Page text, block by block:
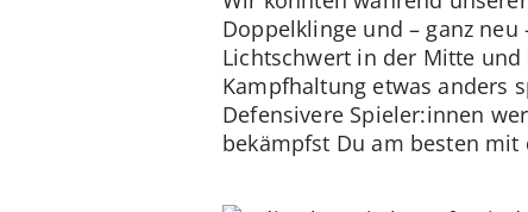
Doppelklinge und – ganz
Lichtschwert in der Mitte
Kampfhaltung etwas anders
Defensivere Spieler:innen
bekämpfst Du am besten